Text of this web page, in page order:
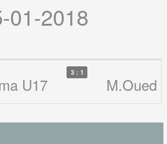
01-2018
U17
3 : 1
M.Oued